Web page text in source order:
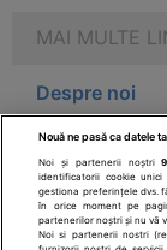
MAI MULTE
Despre noi
Legal
Drepturile
Nouă ne pasă ca datele
Noi și partenerii noștri
identificatorii cookie
gestiona preferințele dvs.
în orice moment pe
partenerilor noștri și nu vă
Noi si partenerii nostri